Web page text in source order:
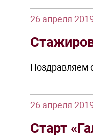
26 апреля
Поздравляем
26 апреля
Старт